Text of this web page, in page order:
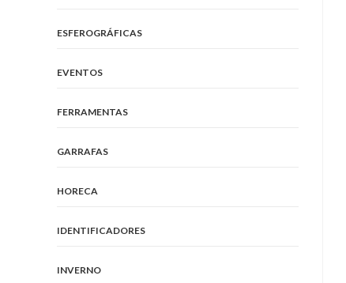
ESFEROGRÁFICAS
EVENTOS
FERRAMENTAS
GARRAFAS
HORECA
IDENTIFICADORES
INVERNO